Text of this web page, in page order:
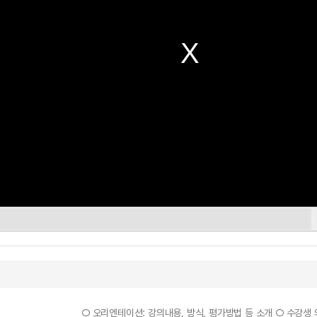
○ 오리엔테이션: 강의내용, 방식, 평가방법 등 소개 ○ 수강생